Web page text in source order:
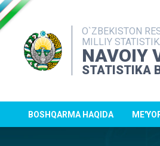
O`ZBEKISTON
MILLIY
NAVOIY
STATISTIKA
BOSHQARMA HAQIDA